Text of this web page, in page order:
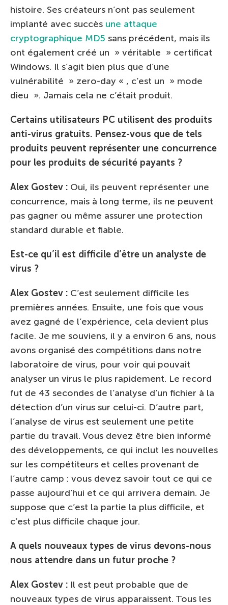
histoire. Ses créateurs n’ont pas seulement
implanté avec succès une attaque
cryptographique MD5 sans précédent, mais ils
ont également créé un » véritable » certificat
Windows. Il s’agit bien plus que d’une
vulnérabilité » zero-day « , c’est un » mode
dieu ». Jamais cela ne c’était produit.
Certains utilisateurs PC utilisent des produits
anti-virus gratuits. Pensez-vous que de tels
produits peuvent représenter une concurrence
pour les produits de sécurité payants ?
Alex Gostev : Oui, ils peuvent représenter une
concurrence, mais à long terme, ils ne peuvent
pas gagner ou même assurer une protection
standard durable et fiable.
Est-ce qu’il est difficile d’être un analyste de
virus ?
Alex Gostev : C’est seulement difficile les
premières années. Ensuite, une fois que vous
avez gagné de l’expérience, cela devient plus
facile. Je me souviens, il y a environ 6 ans, nous
avons organisé des compétitions dans notre
laboratoire de virus, pour voir qui pouvait
analyser un virus le plus rapidement. Le record
fut de 43 secondes de l’analyse d’un fichier à la
détection d’un virus sur celui-ci. D’autre part,
l’analyse de virus est seulement une petite
partie du travail. Vous devez être bien informé
des développements, ce qui inclut les nouvelles
sur les compétiteurs et celles provenant de
l’autre camp : vous devez savoir tout ce qui ce
passe aujourd’hui et ce qui arrivera demain. Je
suppose que c’est la partie la plus difficile, et
c’est plus difficile chaque jour.
A quels nouveaux types de virus devons-nous
nous attendre dans un futur proche ?
Alex Gostev : Il est peut probable que de
nouveaux types de virus apparaissent. Tous les